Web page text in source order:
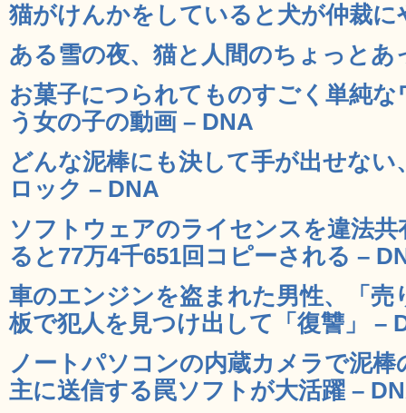
猫がけんかをしていると犬が仲裁
ある雪の夜、猫と人間のちょっとあ
お菓子につられてものすごく単純
う女の子の動画 – DNA
どんな泥棒にも決して手が出せない
ロック – DNA
ソフトウェアのライセンスを違法
ると77万4千651回コピーされる –
車のエンジンを盗まれた男性、「売
板で犯人を見つけ出して「復讐」 –
ノートパソコンの内蔵カメラで泥
主に送信する罠ソフトが大活躍 –